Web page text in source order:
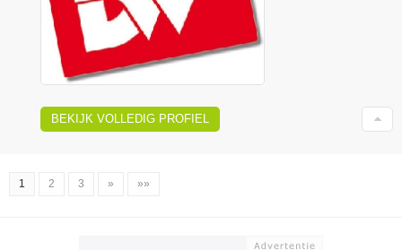
BEKIJK VOLLEDIG PROFIEL
1 2 3 » »»